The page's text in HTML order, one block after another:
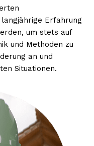
Erfahrung
um stets auf
und Methoden zu
an und
Situationen.